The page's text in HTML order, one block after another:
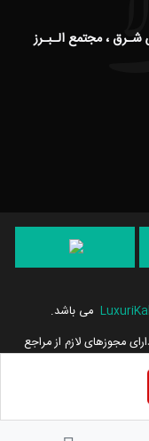
شـرق ، مجتمع الـبـرز
می باشد.
مجوزهای لازم از مراجع
و مقررات جمهوری